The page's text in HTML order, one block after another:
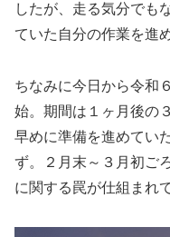
したが、走る気分でも
ていた自分の作業を進
ちなみに今日から令和
始。期間は１ヶ月後の
早めに準備を進めてい
ず。２月末～３月初ご
に関する罠が仕組まれ